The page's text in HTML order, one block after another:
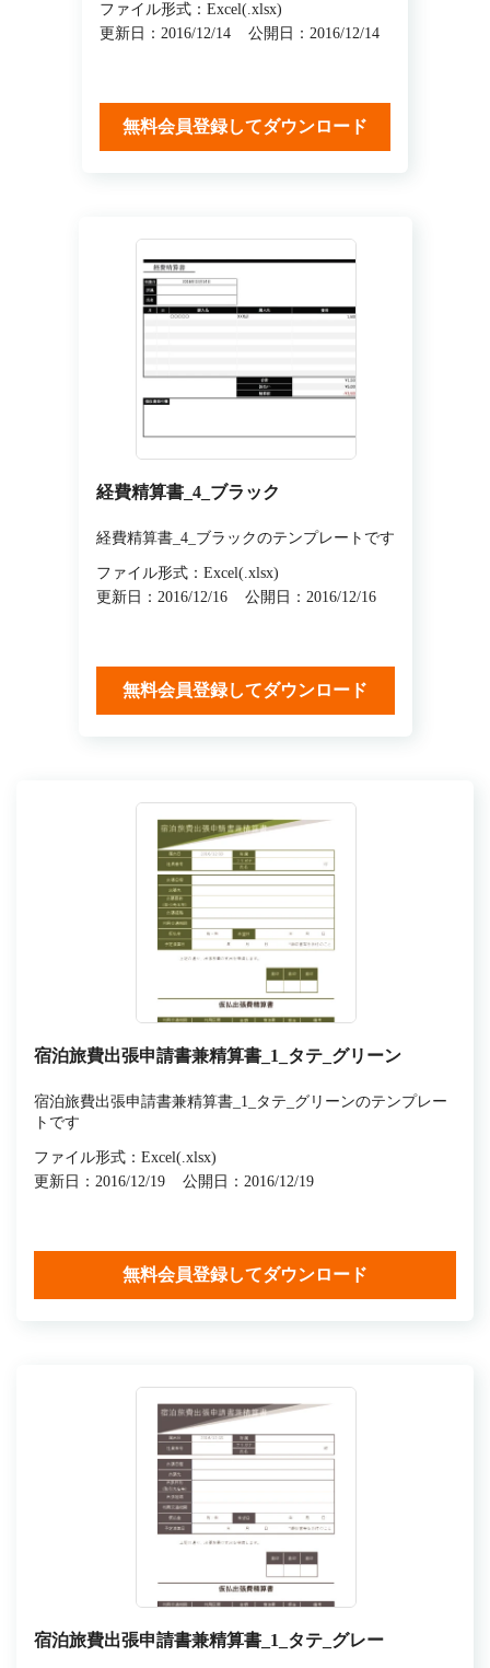
ファイル形式：Excel(.xlsx)
更新日：2016/12/14
公開日：2016/12/14
無料会員登録してダウンロード
経費精算書_4_ブラック
経費精算書_4_ブラックのテンプレートです
ファイル形式：Excel(.xlsx)
更新日：2016/12/16
公開日：2016/12/16
無料会員登録してダウンロード
宿泊旅費出張申請書兼精算書_1_タテ_グリーン
宿泊旅費出張申請書兼精算書_1_タテ_グリーンのテンプレー
トです
ファイル形式：Excel(.xlsx)
更新日：2016/12/19
公開日：2016/12/19
無料会員登録してダウンロード
宿泊旅費出張申請書兼精算書_1_タテ_グレー